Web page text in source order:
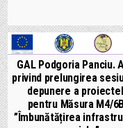
GAL Podgoria Panciu.
privind prelungirea
depunere a
pentru Măsura M4/
”Îmbunătățirea